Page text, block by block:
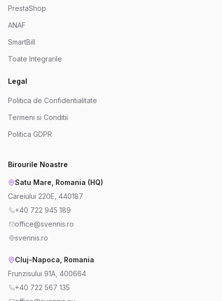
PrestaShop
ANAF
SmartBill
Toate Integrarile
Legal
Politica de Confidentialitate
Termeni si Conditii
Politica GDPR
Birourile Noastre
Satu Mare, Romania (HQ)
Careiului 220E, 440187
+40 722 945 189
office@svennis.ro
svennis.ro
Cluj-Napoca, Romania
Frunzisului 91A, 400664
+40 722 567 135